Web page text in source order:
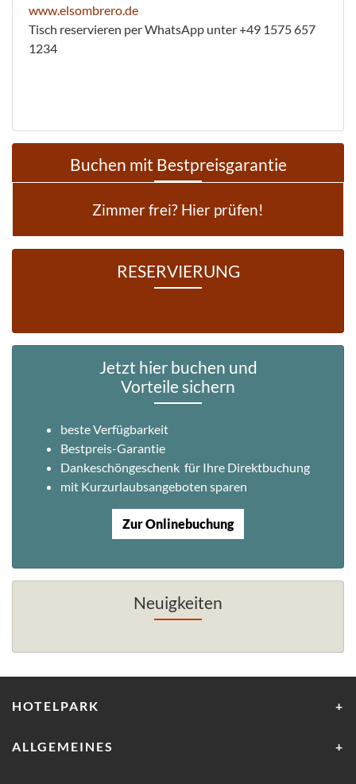
www.elsombrero.de
Tisch reservieren per WhatsApp unter +49 1575 657
1234
Buchen mit Bestpreisgarantie
Zimmer frei? Hier prüfen!
RESERVIERUNG
Jetzt hier buchen und
Vorteile sichern
beste Verfügbarkeit
Bestpreis-Garantie
Dankeschöngeschenk für Ihre Direktbuchung
mit Kurzurlaubsangeboten sparen
Zur Onlinebuchung
Neuigkeiten
HOTELPARK
ALLGEMEINES